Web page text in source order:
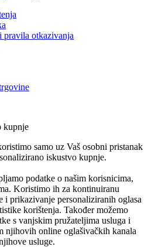
pravila otkazivanja
kupnje
samo uz Vaš osobni pristanak
iskustvo kupnje.
podatke o našim korisnicima,
Koristimo ih za kontinuiranu
i prikazivanje personaliziranih oglasa
korištenja. Također možemo
s vanjskim pružateljima usluga i
njihovih online oglašivačkih kanala
usluge.